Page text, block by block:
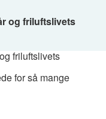
og friluftslivets
for så mange